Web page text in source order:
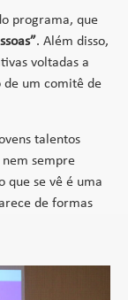
programa, que
. Além disso,
voltadas a
de um comitê de
talentos
sempre
que se vê é uma
de formas